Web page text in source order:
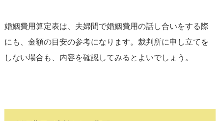
婚姻費用算定表は、夫婦間で婚姻費用の話し合いをする際
にも、金額の目安の参考になります。裁判所に申し立てを
しない場合も、内容を確認してみるとよいでしょう。